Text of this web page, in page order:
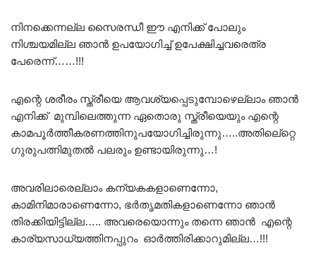
നിനക്കെന്നല്ല സൈരന്ധീ ഈ എനിക്ക് പോലും
നിശ്ചയമില്ല ഞാൻ ഉപയോഗിച്ച് ഉപേക്ഷിച്ചവരെത്ര
പേരെന്ന്……!!!
എന്റെ ശരീരം സ്ത്രീയെ ആവശ്യപ്പെടുമ്പോഴെല്ലാം ഞാൻ
എനിക്ക് മുമ്പിലെത്തുന്ന ഏതൊരു സ്ത്രീയെയും എന്റെ
കാമപൂർത്തീകരണത്തിനുപയോഗിച്ചിരുന്നു…..അതിലെ്റ്റെ
ഗുരുപത്നിമുതൽ പലരും ഉണ്ടായിരുന്നു…!
അവരിലാരെല്ലാം കന്യകകളാണെന്നോ,
കാമിനിമാരാണെന്നോ, ഭർതൃമതികളാണെന്നോ ഞാൻ
തിരക്കിയിട്ടില്ല….. അവരെയൊന്നും തന്നെ ഞാൻ എന്റെ
കാര്യസാധ്യത്തിനപ്പുറം ഓർത്തിരിക്കാറുമില്ല…!!!